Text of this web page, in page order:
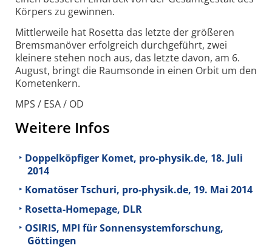
Körpers zu gewinnen.
Mittlerweile hat Rosetta das letzte der größeren
Bremsmanöver erfolgreich durchgeführt, zwei
kleinere stehen noch aus, das letzte davon, am 6.
August, bringt die Raumsonde in einen Orbit um den
Kometenkern.
MPS / ESA / OD
Weitere Infos
Doppelköpfiger Komet, pro-physik.de, 18. Juli
2014
Komatöser Tschuri, pro-physik.de, 19. Mai 2014
Rosetta-Homepage, DLR
OSIRIS, MPI für Sonnensystemforschung,
Göttingen